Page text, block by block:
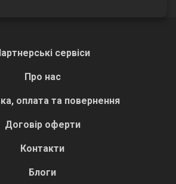
сервіси
Про нас
оплата та повернення
Договір оферти
Контакти
Блоги